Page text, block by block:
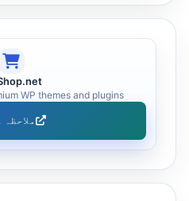
WP themes and plugins